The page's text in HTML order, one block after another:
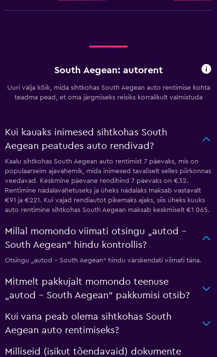
South Aegean: autorent
Uuri välja kõik, mida sihtkohas South Aegean auto rentimise kohta
teadma pead, et oma järgmiseks reisiks korralikult valmistuda
Kui kauaks inimesed sihtkohas South
Aegean peatudes auto rendivad?
Kaalu sihtkohas South Aegean auto rentimist 7 päevaks, mis on
populaarseim ajavahemik, mida inimesed tavaliselt selles piirkonnas
veedavad. Keskmine päevane rendihind 7 päevaks on €32.
Rentimine nädalavahetuseks ja üheks nädalaks maksab vastavalt
€91 ja €221. Kui vajad rendiautot pikemaks ajaks, siis üheks kuuks
auto rentimine sihtkohas South Aegean maksab keskmiselt €1 065.
Millal momondo viimati otsingu „autod –
South Aegean“ hindu kontrollis?
Otsingu „autod – South Aegean“ hindu värskendati viimati täna.
Mitmelt pakkujalt momondo teenuse
„autod – South Aegean“ pakkumisi otsib?
Kui vana peab olema sihtkohas South
Aegean auto rentimiseks?
Milliseid (isikut tõendavaid) dokumente